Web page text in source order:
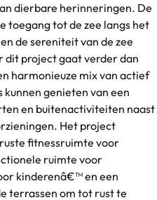
dierbare herinneringen. De
toegang tot de zee langs het
de sereniteit van de zee
dit project gaat verder dan
harmonieuze mix van actief
genieten van een
en buitenactiviteiten naast
Het project
fitnessruimte voor
ruimte voor
kinderenâ€™ en een
terrassen om tot rust te